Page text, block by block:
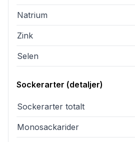
Natrium
Zink
Selen
Sockerarter (detaljer)
Sockerarter totalt
Monosackarider